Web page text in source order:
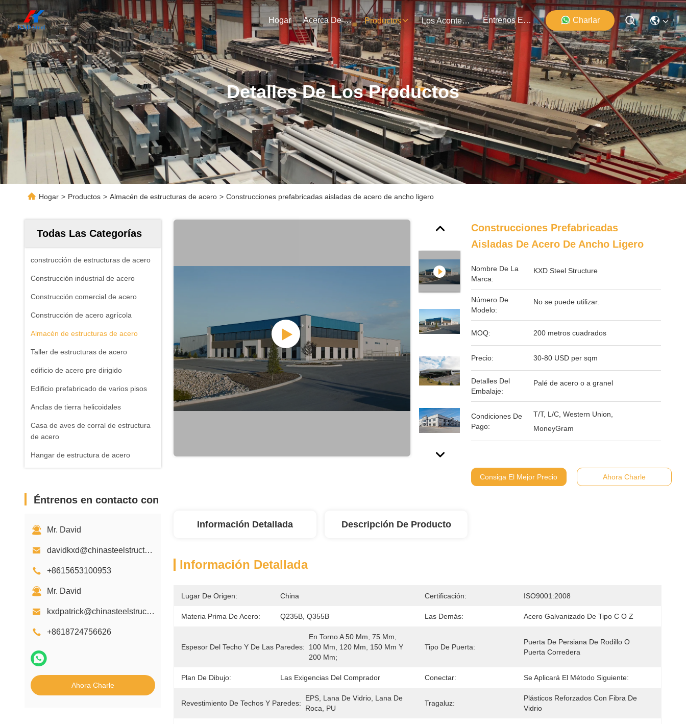
Hogar Acerca De Nosotros Productos Los Acontecimientos Éntrenos En Contacto Con Charlar
Detalles De Los Productos
Hogar > Productos > Almacén de estructuras de acero > Construcciones prefabricadas aisladas de acero de ancho ligero
Todas Las Categorías
construcción de estructuras de acero
Construcción industrial de acero
Construcción comercial de acero
Construcción de acero agrícola
Almacén de estructuras de acero
Taller de estructuras de acero
edificio de acero pre dirigido
Edificio prefabricado de varios pisos
Anclas de tierra helicoidales
Casa de aves de corral de estructura
de acero
Hangar de estructura de acero
Éntrenos en contacto con
Mr. David
davidkxd@chinasteelstructure.cn
+8615653100953
Mr. David
kxdpatrick@chinasteelstructure.cn
+8618724756626
Ahora Charle
Construcciones Prefabricadas
Aisladas De Acero De Ancho Ligero
Nombre De La
Marca:
KXD Steel Structure
Número De
Modelo:
No se puede utilizar.
MOQ: 200 metros cuadrados
Precio: 30-80 USD per sqm
Detalles Del
Embalaje:
Palé de acero o a granel
Condiciones De
Pago:
T/T, L/C, Western Union,
MoneyGram
Consiga El Mejor Precio Ahora Charle
Información Detallada Descripción De Producto
Información Detallada
Lugar De Origen: China Certificación: ISO9001:2008
Materia Prima De Acero: Q235B, Q355B Las Demás: Acero Galvanizado De Tipo C O Z
Espesor Del Techo Y De Las Paredes:
En Torno A 50 Mm, 75 Mm,
100 Mm, 120 Mm, 150 Mm Y
200 Mm;
Tipo De Puerta:
Puerta De Persiana De Rodillo O
Puerta Corredera
Plan De Dibujo: Las Exigencias Del Comprador Conectar: Se Aplicará El Método Siguiente:
Revestimiento De Techos Y Paredes:
EPS, Lana De Vidrio, Lana De
Roca, PU
Tragaluz:
Plásticos Reforzados Con Fibra De
Vidrio